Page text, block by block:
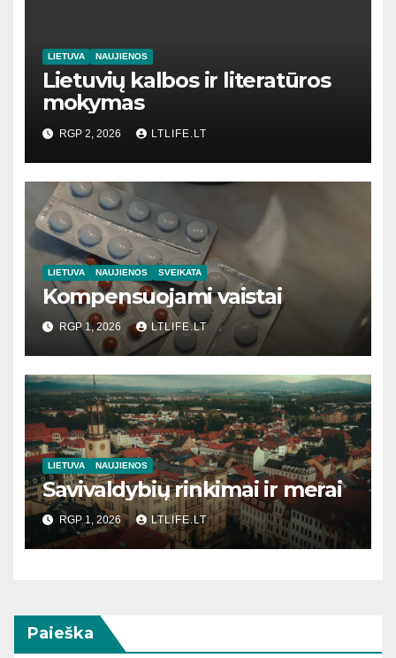
LIETUVA NAUJIENOS
Lietuvių kalbos ir literatūros
mokymas
RGP 2, 2026 LTLIFE.LT
LIETUVA NAUJIENOS SVEIKATA
Kompensuojami vaistai
RGP 1, 2026 LTLIFE.LT
LIETUVA NAUJIENOS
Savivaldybių rinkimai ir merai
RGP 1, 2026 LTLIFE.LT
Paieška